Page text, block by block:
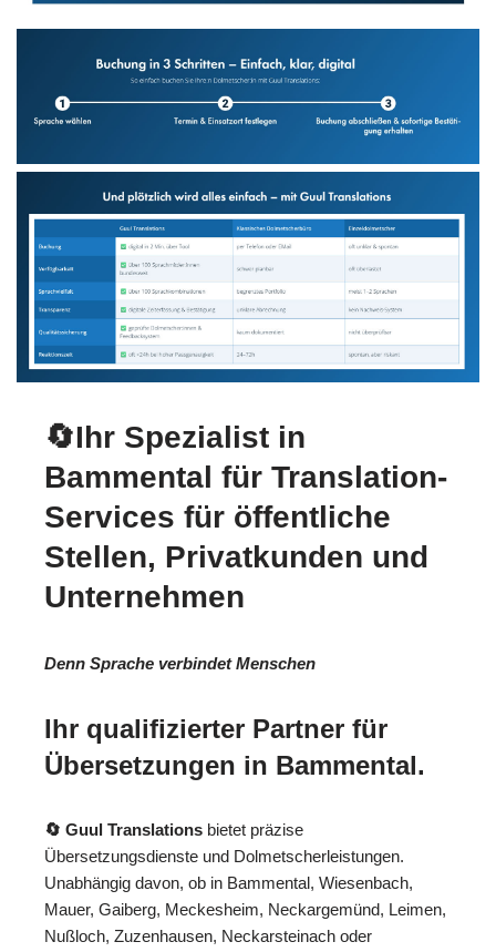
🔄Ihr Spezialist in
Bammental für Translation-
Services für öffentliche
Stellen, Privatkunden und
Unternehmen
Denn Sprache verbindet Menschen
Ihr qualifizierter Partner für
Übersetzungen in Bammental.
🔄 Guul Translations bietet präzise
Übersetzungsdienste und Dolmetscherleistungen.
Unabhängig davon, ob in Bammental, Wiesenbach,
Mauer, Gaiberg, Meckesheim, Neckargemünd, Leimen,
Nußloch, Zuzenhausen, Neckarsteinach oder